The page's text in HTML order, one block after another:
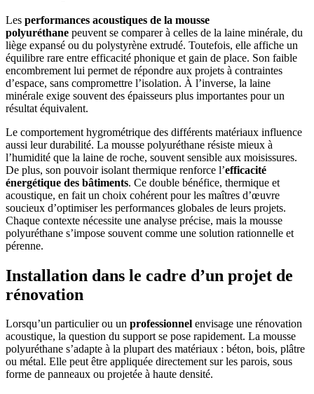
Les performances acoustiques de la mousse
polyuréthane peuvent se comparer à celles de la laine minérale, du
liège expansé ou du polystyrène extrudé. Toutefois, elle affiche un
équilibre rare entre efficacité phonique et gain de place. Son faible
encombrement lui permet de répondre aux projets à contraintes
d’espace, sans compromettre l’isolation. À l’inverse, la laine
minérale exige souvent des épaisseurs plus importantes pour un
résultat équivalent.
Le comportement hygrométrique des différents matériaux influence
aussi leur durabilité. La mousse polyuréthane résiste mieux à
l’humidité que la laine de roche, souvent sensible aux moisissures.
De plus, son pouvoir isolant thermique renforce l’efficacité
énergétique des bâtiments. Ce double bénéfice, thermique et
acoustique, en fait un choix cohérent pour les maîtres d’œuvre
soucieux d’optimiser les performances globales de leurs projets.
Chaque contexte nécessite une analyse précise, mais la mousse
polyuréthane s’impose souvent comme une solution rationnelle et
pérenne.
Installation dans le cadre d’un projet de
rénovation
Lorsqu’un particulier ou un professionnel envisage une rénovation
acoustique, la question du support se pose rapidement. La mousse
polyuréthane s’adapte à la plupart des matériaux : béton, bois, plâtre
ou métal. Elle peut être appliquée directement sur les parois, sous
forme de panneaux ou projetée à haute densité.